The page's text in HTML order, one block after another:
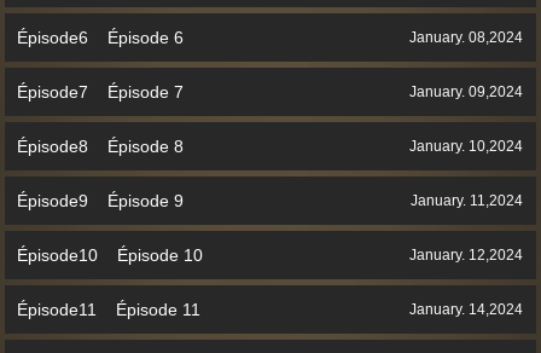
Épisode6 Épisode 6 January. 08,2024
Épisode7 Épisode 7 January. 09,2024
Épisode8 Épisode 8 January. 10,2024
Épisode9 Épisode 9 January. 11,2024
Épisode10 Épisode 10 January. 12,2024
Épisode11 Épisode 11 January. 14,2024